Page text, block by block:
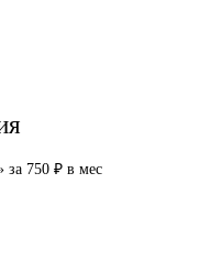
за 750 ₽ в мес